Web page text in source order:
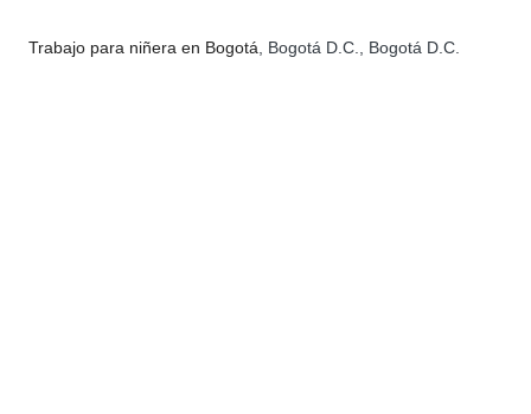
Trabajo para niñera en Bogotá , Bogotá D.C., Bogotá D.C.